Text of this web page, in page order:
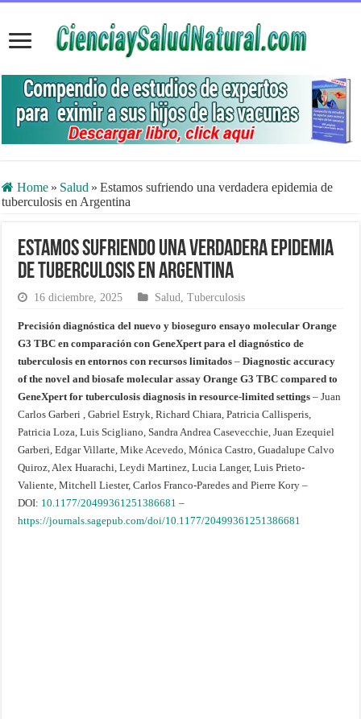
Home » Salud » Estamos sufriendo una verdadera epidemia de
tuberculosis en Argentina
Estamos sufriendo una verdadera epidemia
de tuberculosis en Argentina
16 diciembre, 2025 Salud ,Tuberculosis
Precisión diagnóstica del nuevo y bioseguro ensayo molecular Orange
G3 TBC en comparación con GeneXpert para el diagnóstico de
tuberculosis en entornos con recursos limitados –Diagnostic accuracy
of the novel and biosafe molecular assay Orange G3 TBC compared to
GeneXpert for tuberculosis diagnosis in resource-limited settings– Juan
Carlos Garberi , Gabriel Estryk, Richard Chiara, Patricia Callisperis,
Patricia Loza, Luis Scigliano, Sandra Andrea Casevecchie, Juan Ezequiel
Garberi, Edgar Villarte, Mike Acevedo, Mónica Castro, Guadalupe Calvo
Quiroz, Alex Huarachi, Leydi Martinez, Lucia Langer, Luis Prieto-
Valiente, Mitchell Liester, Carlos Franco-Paredes and Pierre Kory –
DOI: 10.1177/20499361251386681 –
https://journals.sagepub.com/doi/10.1177/20499361251386681